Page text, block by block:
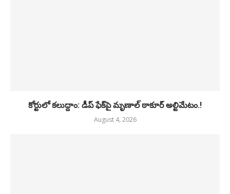
కోర్టులో కలుద్దాం: డీప్ ఫేక్‌పై మృణాల్ ఠాకూర్ అల్టిమేటం.!
August 4, 2026